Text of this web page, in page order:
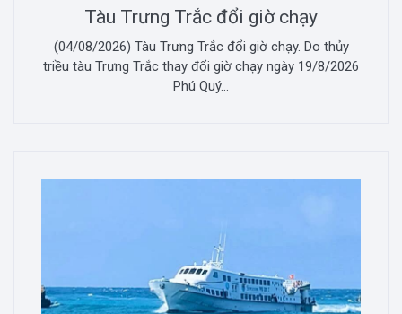
Tàu Trưng Trắc đổi giờ chạy
(04/08/2026) Tàu Trưng Trắc đổi giờ chạy. Do thủy
triều tàu Trưng Trắc thay đổi giờ chạy ngày 19/8/2026
Phú Quý...